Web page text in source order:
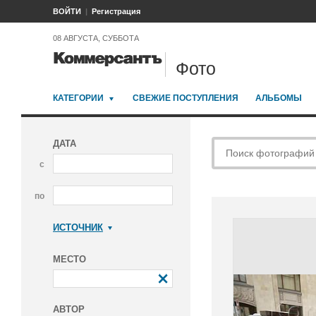
ВОЙТИ Регистрация
08 АВГУСТА, СУББОТА
Фото
КАТЕГОРИИ СВЕЖИЕ ПОСТУПЛЕНИЯ АЛЬБОМЫ
ДАТА
с
по
ИСТОЧНИК
МЕСТО
АВТОР